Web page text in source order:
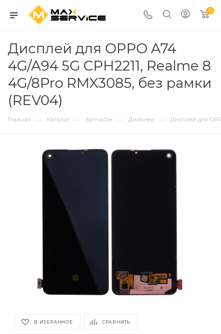
0
Дисплей для OPPO A74
4G/A94 5G CPH2211, Realme 8
4G/8Pro RMX3085, без рамки
(REV04)
Главная — Каталог — Запчасти — Дисплеи — Дисплей для
В ИЗБРАННОЕ СРАВНИТЬ